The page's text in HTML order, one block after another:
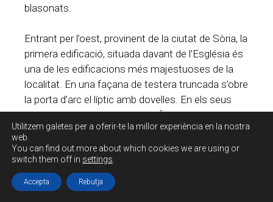
blasonats.
Entrant per l’oest, provinent de la ciutat de Sòria, la
primera edificació, situada davant de l’Església és
una de les edificacions més majestuoses de la
localitat. En una façana de testera truncada s’obre
la porta d’arc el·líptic amb dovelles. En els seus
tres nivells presenta balcons i finestres, amb les
obertures de cadirat.
Utilitzem galetes per a oferir-te la millor experiència en la nostra
web.
You can find out more about which cookies we are using or
switch them off in settings
Accepta Rebutja